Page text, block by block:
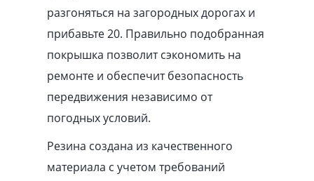
разгоняться на загородных дорогах и
прибавьте 20. Правильно подобранная
покрышка позволит сэкономить на
ремонте и обеспечит безопасность
передвижения независимо от
погодных условий.
Резина создана из качественного
материала с учетом требований